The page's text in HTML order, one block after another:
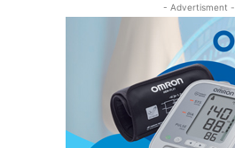
- Advertisment -